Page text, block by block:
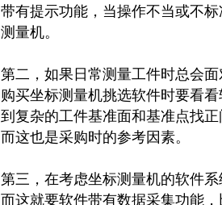
带有提示功能，当操作不当或不
测量机。
第二，如果日常测量工件时总会
购买坐标测量机挑选软件时要看
到复杂的工件基准面和基准点找
而这也是采购时的参考因素。
第三，在考虑坐标测量机的软件
而这就要软件带有数据采集功能